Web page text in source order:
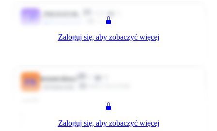
_P Klient
A jest ktoś z Olesna (opolskie)?
Zaloguj się, aby zobaczyć więcej
PR przemyslaw.j
witam z Nysy ;)Zaloguj się, aby zobaczyć więcej